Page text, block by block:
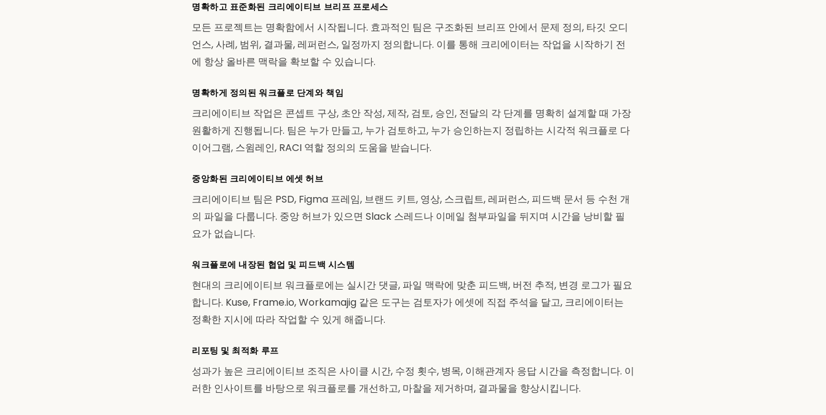
명확하고 표준화된 크리에이티브 브리프 프로세스
모든 프로젝트는 명확함에서 시작됩니다. 효과적인 팀은 구조화된 브리프 안에서 문제 정의, 타깃 오디
언스, 사례, 범위, 결과물, 레퍼런스, 일정까지 정의합니다. 이를 통해 크리에이터는 작업을 시작하기 전
에 항상 올바른 맥락을 확보할 수 있습니다.
명확하게 정의된 워크플로 단계와 책임
크리에이티브 작업은 콘셉트 구상, 초안 작성, 제작, 검토, 승인, 전달의 각 단계를 명확히 설계할 때 가장
원활하게 진행됩니다. 팀은 누가 만들고, 누가 검토하고, 누가 승인하는지 정립하는 시각적 워크플로 다
이어그램, 스윔레인, RACI 역할 정의의 도움을 받습니다.
중앙화된 크리에이티브 에셋 허브
크리에이티브 팀은 PSD, Figma 프레임, 브랜드 키트, 영상, 스크립트, 레퍼런스, 피드백 문서 등 수천 개
의 파일을 다룹니다. 중앙 허브가 있으면 Slack 스레드나 이메일 첨부파일을 뒤지며 시간을 낭비할 필
요가 없습니다.
워크플로에 내장된 협업 및 피드백 시스템
현대의 크리에이티브 워크플로에는 실시간 댓글, 파일 맥락에 맞춘 피드백, 버전 추적, 변경 로그가 필요
합니다. Kuse, Frame.io, Workamajig 같은 도구는 검토자가 에셋에 직접 주석을 달고, 크리에이터는
정확한 지시에 따라 작업할 수 있게 해줍니다.
리포팅 및 최적화 루프
성과가 높은 크리에이티브 조직은 사이클 시간, 수정 횟수, 병목, 이해관계자 응답 시간을 측정합니다. 이
러한 인사이트를 바탕으로 워크플로를 개선하고, 마찰을 제거하며, 결과물을 향상시킵니다.